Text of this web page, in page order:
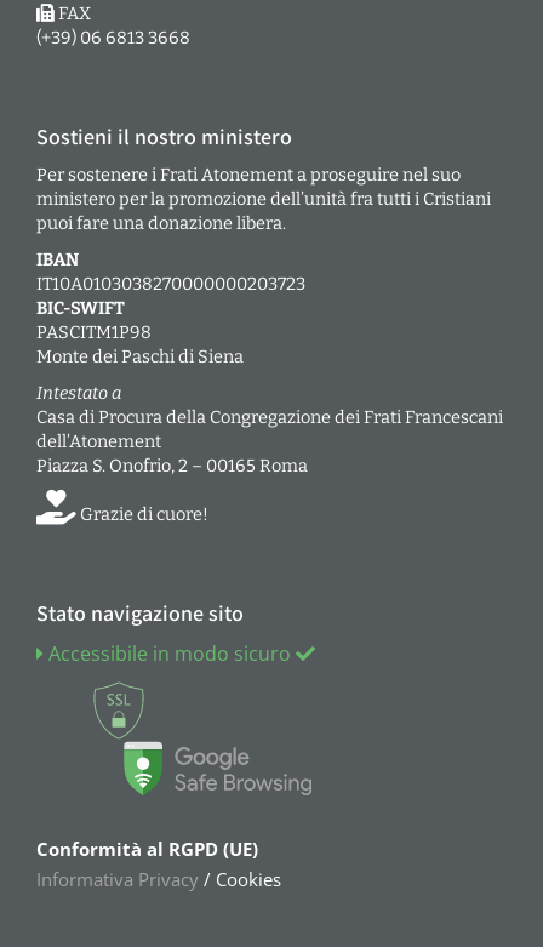
FAX
(+39) 06 6813 3668
Sostieni il nostro ministero
Per sostenere i Frati Atonement a proseguire nel suo
ministero per la promozione dell’unità fra tutti i Cristiani
puoi fare una donazione libera.
IBAN
IT10A0103038270000000203723
BIC-SWIFT
PASCITM1P98
Monte dei Paschi di Siena
Intestato a
Casa di Procura della Congregazione dei Frati Francescani
dell’Atonement
Piazza S. Onofrio, 2 – 00165 Roma
Grazie di cuore!
Stato navigazione sito
Accessibile in modo sicuro
Conformità al RGPD (UE)
Informativa Privacy / Cookies